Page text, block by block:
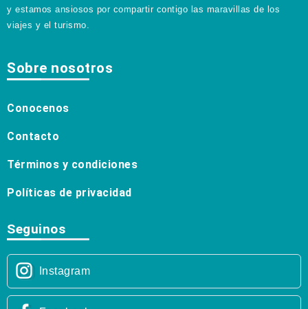
y estamos ansiosos por compartir contigo las maravillas de los
viajes y el turismo.
Sobre nosotros
Conocenos
Contacto
Términos y condiciones
Políticas de privacidad
Seguinos
Instagram